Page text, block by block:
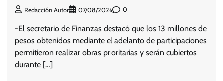
Redacción Autor 07/08/2026 0
-El secretario de Finanzas destacó que los 13 millones de
pesos obtenidos mediante el adelanto de participaciones
permitieron realizar obras prioritarias y serán cubiertos
durante […]